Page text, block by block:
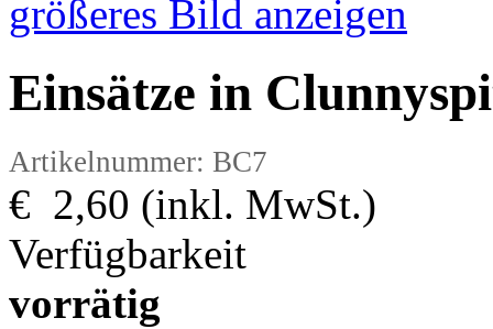
größeres Bild anzeigen
Einsätze in
Artikelnummer: BC7
€ 2,60 (inkl. MwSt.)
Verfügbarkeit
vorrätig